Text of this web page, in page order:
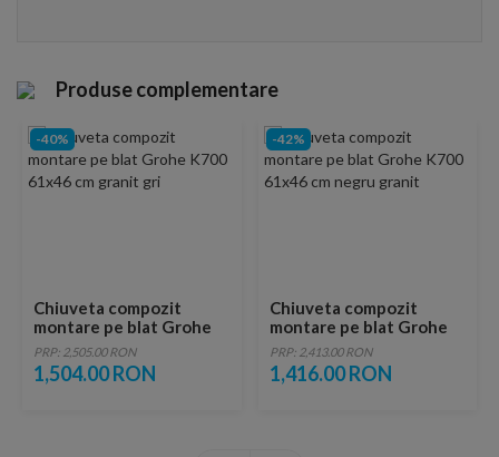
Produse complementare
-40%
Chiuveta compozit
montare pe blat Grohe
K700 61x46 cm granit gri
PRP: 2,505.00 RON
1,504.00 RON
-42%
Chiuveta compozit
montare pe blat Grohe
K700 61x46 cm negru
granit
PRP: 2,413.00 RON
1,416.00 RON